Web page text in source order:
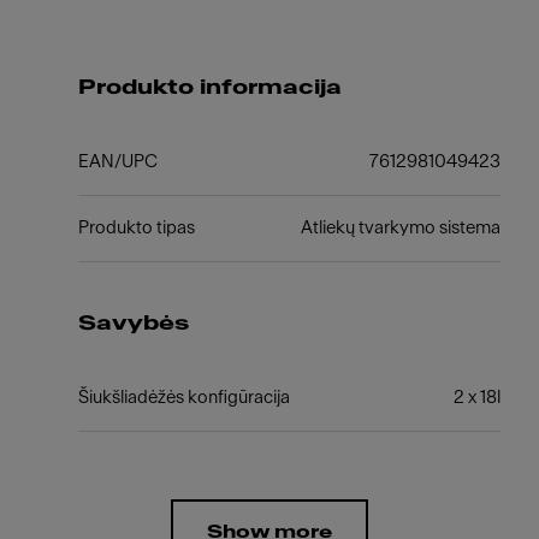
Produkto informacija
EAN/UPC 7612981049423
Produkto tipas Atliekų tvarkymo sistema
Savybės
Šiukšliadėžės konfigūracija 2 x 18l
Show more